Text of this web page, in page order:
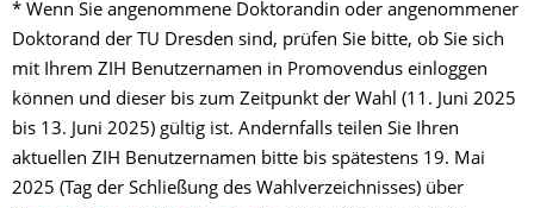
* Wenn Sie angenommene Doktorandin oder angenommener
Doktorand der TU Dresden sind, prüfen Sie bitte, ob Sie sich
mit Ihrem ZIH Benutzernamen in Promovendus einloggen
können und dieser bis zum Zeitpunkt der Wahl (11. Juni 2025
bis 13. Juni 2025) gültig ist. Andernfalls teilen Sie Ihren
aktuellen ZIH Benutzernamen bitte bis spätestens 19. Mai
2025 (Tag der Schließung des Wahlverzeichnisses) über